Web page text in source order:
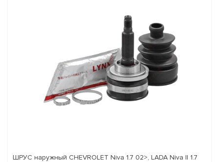
ШРУС наружный CHEVROLET Niva 1.7 02>, LADA Niva II 1.7